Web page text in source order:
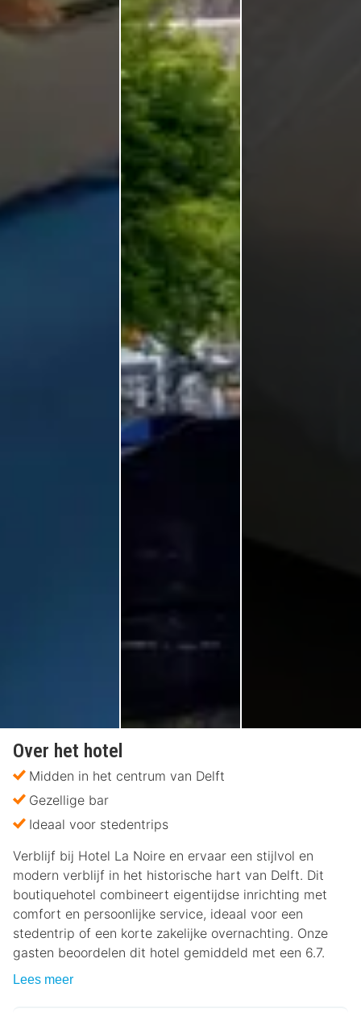
Over het hotel
Midden in het centrum van Delft
Gezellige bar
Ideaal voor stedentrips
Verblijf bij Hotel La Noire en ervaar een stijlvol en
modern verblijf in het historische hart van Delft. Dit
boutiquehotel combineert eigentijdse inrichting met
comfort en persoonlijke service, ideaal voor een
stedentrip of een korte zakelijke overnachting. Onze
gasten beoordelen dit hotel gemiddeld met een 6.7.
Lees meer